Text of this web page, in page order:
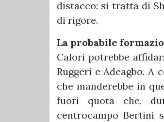
distacco: si tratta di
di rigore.
La probabile
Calori potrebbe
Ruggeri e Adeagbo. A
che manderebbe in
fuori quota che,
centrocampo Bertini